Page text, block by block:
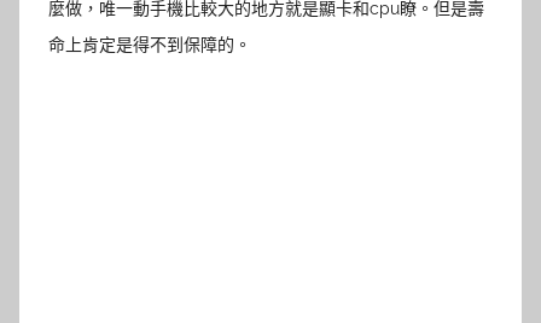
麼做，唯一動手機比較大的地方就是顯卡和cpu瞭。但是壽
命上肯定是得不到保障的。